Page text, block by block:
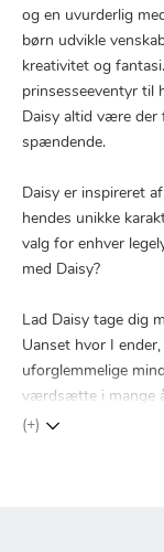
og en uvurderlig
børn udvikle
kreativitet og
prinsesseeventyr til
Daisy altid være der
spændende.
Daisy er inspireret
hendes unikke
valg for enhver
med Daisy?
Lad Daisy tage dig
Uanset hvor I
uforglemmelige
værdsætte i mange
(+)